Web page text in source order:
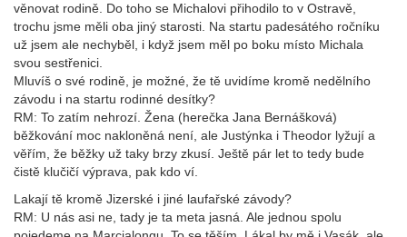
věnovat rodině. Do toho se Michalovi přihodilo to v Ostravě,
trochu jsme měli oba jiný starosti. Na startu padesátého ročníku
už jsem ale nechyběl, i když jsem měl po boku místo Michala
svou sestřenici.
Mluvíš o své rodině, je možné, že tě uvidíme kromě nedělního
závodu i na startu rodinné desítky?
RM: To zatím nehrozí. Žena (herečka Jana Bernášková)
běžkování moc nakloněná není, ale Justýnka i Theodor lyžují a
věřím, že běžky už taky brzy zkusí. Ještě pár let to tedy bude
čistě klučičí výprava, pak kdo ví.
Lakají tě kromě Jizerské i jiné laufařské závody?
RM: U nás asi ne, tady je ta meta jasná. Ale jednou spolu